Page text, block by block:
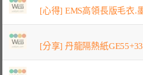
[心得] EMS高領長版毛衣.
[分享] 丹龍隔熱紙